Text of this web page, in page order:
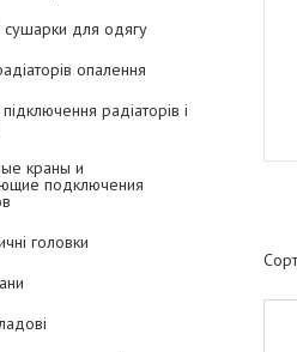
сушарки для одягу
опалення
радіаторів і
краны и
подключения
головки